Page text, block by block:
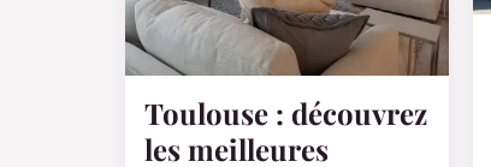
Toulouse : découvrez
les meilleures